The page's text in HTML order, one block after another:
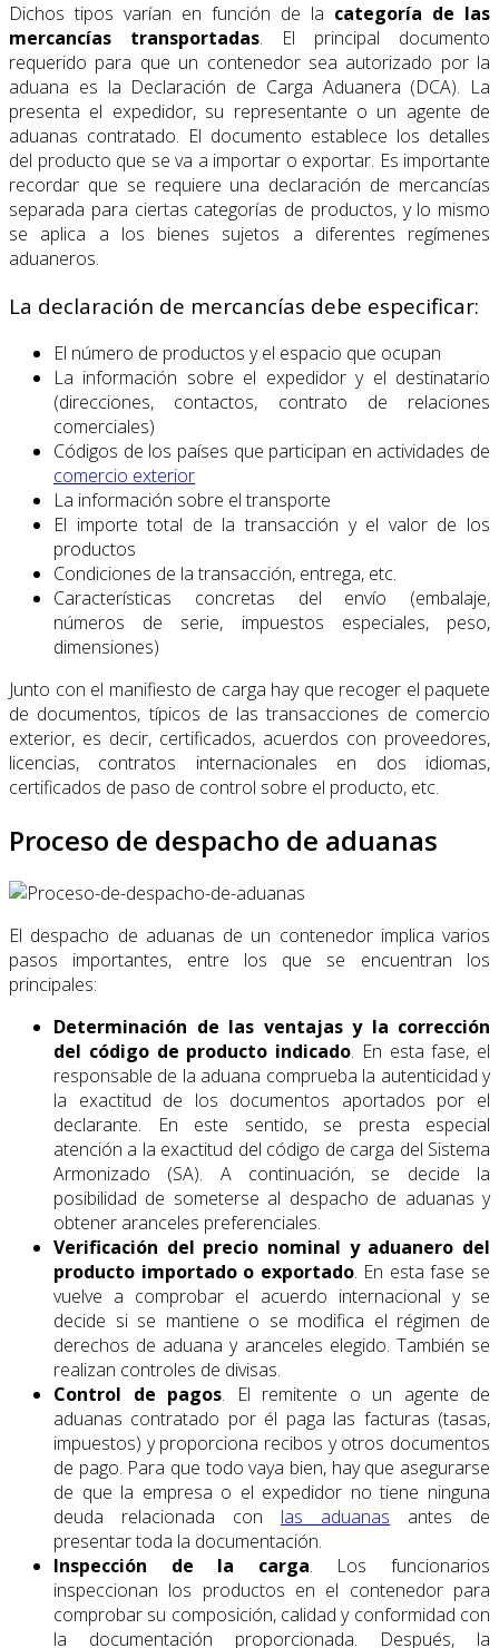
Dichos tipos varían en función de la categoría de las
mercancías transportadas. El principal documento
requerido para que un contenedor sea autorizado por la
aduana es la Declaración de Carga Aduanera (DCA). La
presenta el expedidor, su representante o un agente de
aduanas contratado. El documento establece los detalles
del producto que se va a importar o exportar. Es importante
recordar que se requiere una declaración de mercancías
separada para ciertas categorías de productos, y lo mismo
se aplica a los bienes sujetos a diferentes regímenes
aduaneros.
La declaración de mercancías debe especificar:
El número de productos y el espacio que ocupan
La información sobre el expedidor y el destinatario
(direcciones, contactos, contrato de relaciones
comerciales)
Códigos de los países que participan en actividades de
comercio exterior
La información sobre el transporte
El importe total de la transacción y el valor de los
productos
Condiciones de la transacción, entrega, etc.
Características concretas del envío (embalaje,
números de serie, impuestos especiales, peso,
dimensiones)
Junto con el manifiesto de carga hay que recoger el paquete
de documentos, típicos de las transacciones de comercio
exterior, es decir, certificados, acuerdos con proveedores,
licencias, contratos internacionales en dos idiomas,
certificados de paso de control sobre el producto, etc.
Proceso de despacho de aduanas
El despacho de aduanas de un contenedor implica varios
pasos importantes, entre los que se encuentran los
principales:
Determinación de las ventajas y la corrección
del código de producto indicado. En esta fase, el
responsable de la aduana comprueba la autenticidad y
la exactitud de los documentos aportados por el
declarante. En este sentido, se presta especial
atención a la exactitud del código de carga del Sistema
Armonizado (SA). A continuación, se decide la
posibilidad de someterse al despacho de aduanas y
obtener aranceles preferenciales.
Verificación del precio nominal y aduanero del
producto importado o exportado. En esta fase se
vuelve a comprobar el acuerdo internacional y se
decide si se mantiene o se modifica el régimen de
derechos de aduana y aranceles elegido. También se
realizan controles de divisas.
Control de pagos. El remitente o un agente de
aduanas contratado por él paga las facturas (tasas,
impuestos) y proporciona recibos y otros documentos
de pago. Para que todo vaya bien, hay que asegurarse
de que la empresa o el expedidor no tiene ninguna
deuda relacionada con las aduanas antes de
presentar toda la documentación.
Inspección de la carga. Los funcionarios
inspeccionan los productos en el contenedor para
comprobar su composición, calidad y conformidad con
la documentación proporcionada. Después, la